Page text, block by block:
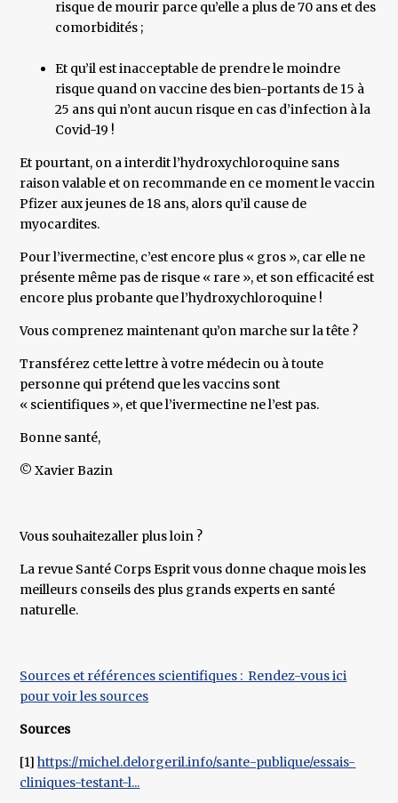
risque de mourir parce qu’elle a plus de 70 ans et des
comorbidités ;
Et qu’il est inacceptable de prendre le moindre
risque quand on vaccine des bien-portants de 15 à
25 ans qui n’ont aucun risque en cas d’infection à la
Covid-19 !
Et pourtant, on a interdit l’hydroxychloroquine sans
raison valable et on recommande en ce moment le vaccin
Pfizer aux jeunes de 18 ans, alors qu’il cause de
myocardites.
Pour l’ivermectine, c’est encore plus « gros », car elle ne
présente même pas de risque « rare », et son efficacité est
encore plus probante que l’hydroxychloroquine !
Vous comprenez maintenant qu’on marche sur la tête ?
Transférez cette lettre à votre médecin ou à toute
personne qui prétend que les vaccins sont
« scientifiques », et que l’ivermectine ne l’est pas.
Bonne santé,
© Xavier Bazin
Vous souhaitezaller plus loin ?
La revue Santé Corps Esprit vous donne chaque mois les
meilleurs conseils des plus grands experts en santé
naturelle.
Sources et références scientifiques : Rendez-vous ici
pour voir les sources
Sources
[1]https://michel.delorgeril.info/sante-publique/essais-
cliniques-testant-l...